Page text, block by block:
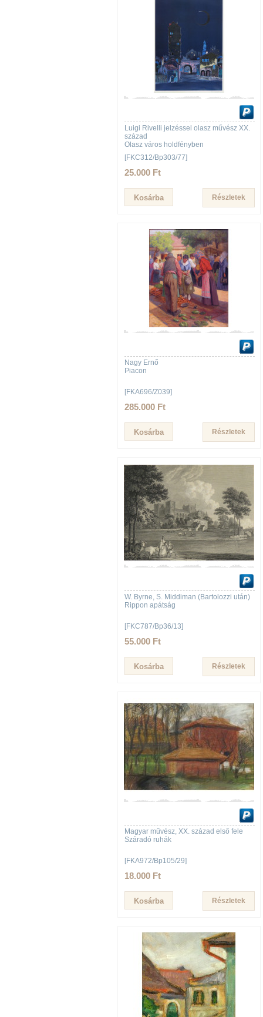
Luigi Rivelli jelzéssel olasz művész XX.
század
Olasz város holdfényben
[FKC312/Bp303/77]
25.000 Ft
Részletek
Nagy Ernő
Piacon
[FKA696/Z039]
285.000 Ft
Részletek
W. Byrne, S. Middiman (Bartolozzi után)
Rippon apátság
[FKC787/Bp36/13]
55.000 Ft
Részletek
Magyar művész, XX. század első fele
Száradó ruhák
[FKA972/Bp105/29]
18.000 Ft
Részletek